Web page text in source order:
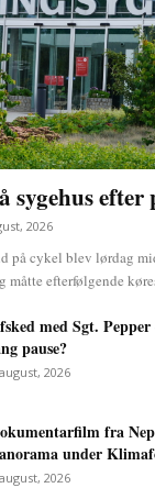
sygehus efter
2026
på cykel blev lørdag
måtte efterfølgende
med Sgt.
pause?
2026
fra
under
2026